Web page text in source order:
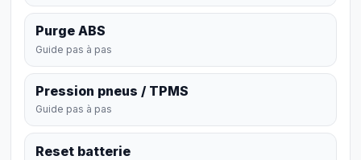
Purge ABS
Guide pas à pas
Pression pneus / TPMS
Guide pas à pas
Reset batterie